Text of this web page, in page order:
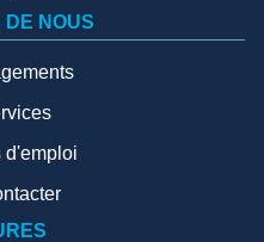
DE NOUS
d'emploi